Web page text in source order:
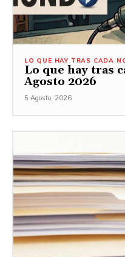
LO QUE HAY TRAS CADA
Lo que hay tras
Agosto 2026
5 Agosto, 2026